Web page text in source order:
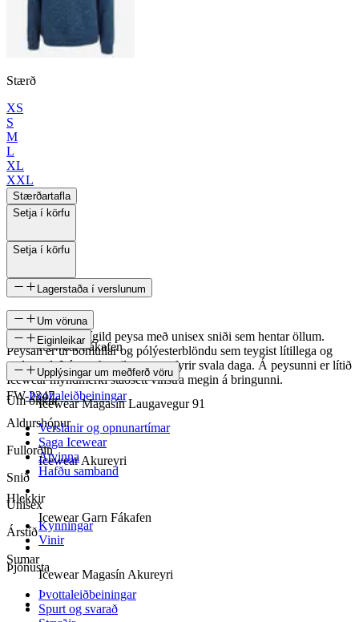
Stærð
XS
S
M
L
XL
XXL
Stærðartafla
Setja í körfu
Setja í körfu
Lagerstaða í verslunum
Icewear Fákafen
Icewear Magasín Laugavegur 91
Icewear Akureyri
Icewear Garn Fákafen
Icewear Magasín Akureyri
Um vöruna
Snjóstormur er sígild peysa með unisex sniði sem hentar öllum.
Peysan er úr bómullar og pólýesterblöndu sem teygist lítillega og
andar vel. Létt og þægileg peysa fyrir svala daga. Á peysunni er lítið
Icewear myndmerki staðsett vinstra megin á bringunni.
Eiginleikar
SKU
FW-2347
Aldurshópur
Fullorðin
Snið
Unisex
Árstíð
Sumar
Upplýsingar um meðferð vöru
Þvottaleiðbeiningar
Um okkur
Verslanir og opnunartímar
Saga Icewear
Atvinna
Hafðu samband
Hlekkir
Kynningar
Vinir
Þjónusta
Þvottaleiðbeiningar
Spurt og svarað